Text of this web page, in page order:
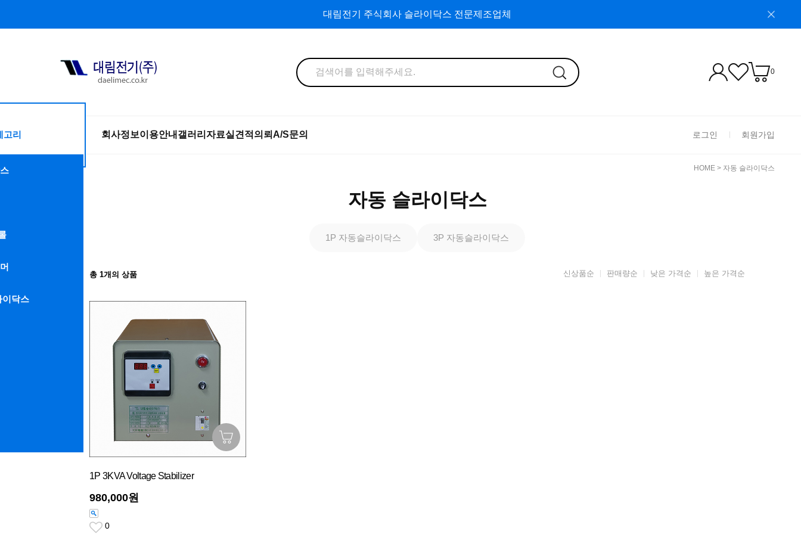
대림전기 주식회사 슬라이닥스 전문제조업체
0
고리 회사정보이용안내 갤러리 자료실 견적의뢰 A/S문의 로그인 회원가입
이닥스
HOME > 자동 슬라이닥스
자동 슬라이닥스
1P 자동슬라이닥스 3P 자동슬라이닥스
총 1개의 상품 신상품순 판매량순 낮은 가격순 높은 가격순
1P 3KVA Voltage Stabilizer
980,000원
0